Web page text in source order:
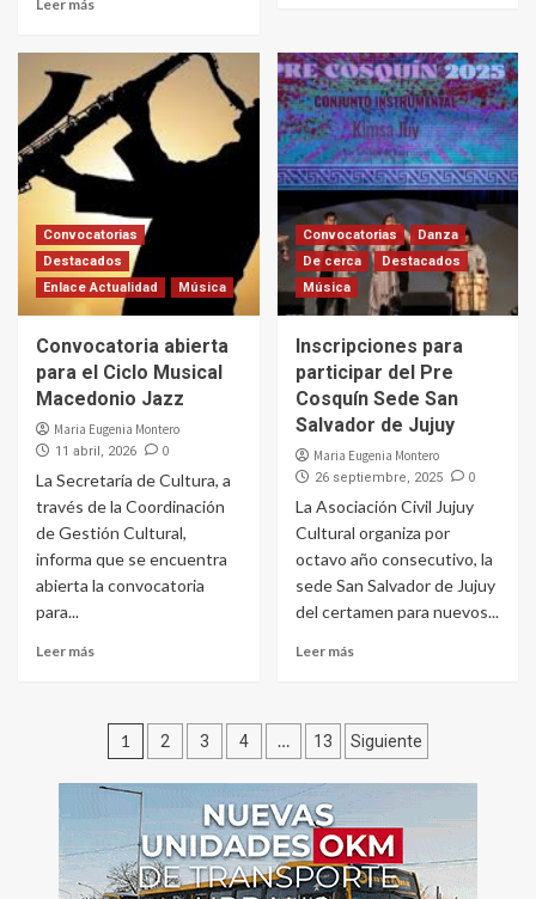
Leer más
Convocatorias
Destacados
Enlace Actualidad
Música
Convocatoria abierta
para el Ciclo Musical
Macedonio Jazz
Maria Eugenia Montero
11 abril, 2026 0
La Secretaría de Cultura, a
través de la Coordinación
de Gestión Cultural,
informa que se encuentra
abierta la convocatoria
para...
Leer más
Convocatorias
Danza
De cerca
Destacados
Música
Inscripciones para
participar del Pre
Cosquín Sede San
Salvador de Jujuy
Maria Eugenia Montero
26 septiembre, 2025 0
La Asociación Civil Jujuy
Cultural organiza por
octavo año consecutivo, la
sede San Salvador de Jujuy
del certamen para nuevos...
Leer más
Paginación
de
entradas
1 2 3 4 … 13 Siguiente